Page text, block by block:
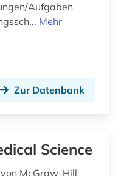
Aufgaben
Mehr
Zur Datenbank
Science
McGraw-Hill